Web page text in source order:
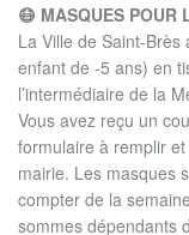
😷 MASQUES POUR
La Ville de Saint-
enfant de -5 ans) en
l’intermédiaire de la
Vous avez reçu un
formulaire à remplir
mairie. Les masques
compter de la
sommes dépendants